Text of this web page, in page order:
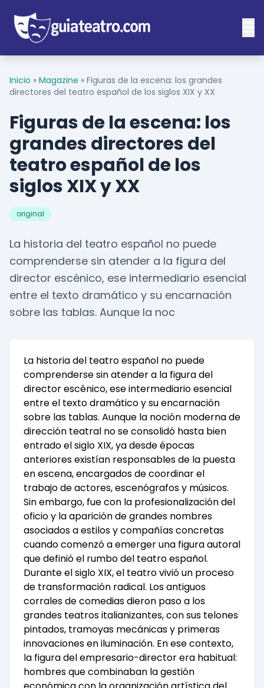
Inicio » Magazine » Figuras de la escena: los grandes
directores del teatro español de los siglos XIX y XX
Figuras de la escena: los
grandes directores del
teatro español de los
siglos XIX y XX
original
La historia del teatro español no puede
comprenderse sin atender a la figura del
director escénico, ese intermediario esencial
entre el texto dramático y su encarnación
sobre las tablas. Aunque la noc
La historia del teatro español no puede
comprenderse sin atender a la figura del
director escénico, ese intermediario esencial
entre el texto dramático y su encarnación
sobre las tablas. Aunque la noción moderna de
dirección teatral no se consolidó hasta bien
entrado el siglo XIX, ya desde épocas
anteriores existían responsables de la puesta
en escena, encargados de coordinar el
trabajo de actores, escenógrafos y músicos.
Sin embargo, fue con la profesionalización del
oficio y la aparición de grandes nombres
asociados a estilos y compañías concretas
cuando comenzó a emerger una figura autoral
que definió el rumbo del teatro español.
Durante el siglo XIX, el teatro vivió un proceso
de transformación radical. Los antiguos
corrales de comedias dieron paso a los
grandes teatros italianizantes, con sus telones
pintados, tramoyas mecánicas y primeras
innovaciones en iluminación. En ese contexto,
la figura del empresario-director era habitual:
hombres que combinaban la gestión